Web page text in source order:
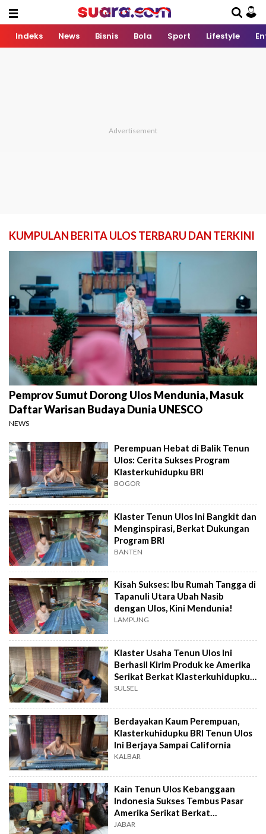
Indeks News Bisnis Bola Sport Lifestyle
KUMPULAN BERITA ULOS TERBARU DAN TERKINI
Pemprov Sumut Dorong Ulos Mendunia, Masuk
Daftar Warisan Budaya Dunia UNESCO
NEWS
Perempuan Hebat di Balik Tenun
Ulos: Cerita Sukses Program
Klasterkuhidupku BRI
BOGOR
Klaster Tenun Ulos Ini Bangkit dan
Menginspirasi, Berkat Dukungan
Program BRI
BANTEN
Kisah Sukses: Ibu Rumah Tangga di
Tapanuli Utara Ubah Nasib
dengan Ulos, Kini Mendunia!
LAMPUNG
Klaster Usaha Tenun Ulos Ini
Berhasil Kirim Produk ke Amerika
Serikat Berkat Klasterkuhidupku
BRI
SULSEL
Berdayakan Kaum Perempuan,
Klasterkuhidupku BRI Tenun Ulos
Ini Berjaya Sampai California
KALBAR
Kain Tenun Ulos Kebanggaan
Indonesia Sukses Tembus Pasar
Amerika Serikat Berkat
Klasterkuhidupku BRI
JABAR